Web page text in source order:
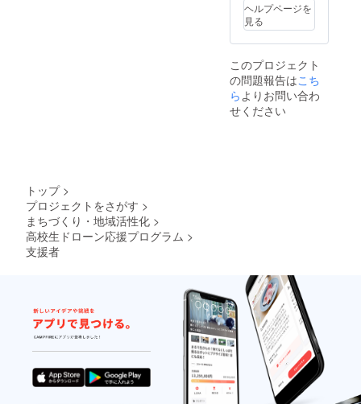
ヘルプページを
見る
このプロジェクト
の問題報告はこち
らよりお問い合わ
せください
トップ >
プロジェクトをさがす >
まちづくり・地域活性化 >
高校生ドローン応援プログラム >
支援者